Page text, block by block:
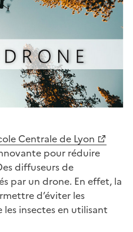
Centrale de Lyon
pour réduire
diffuseurs de
par un drone. En effet, la
d’éviter les
les insectes en utilisant